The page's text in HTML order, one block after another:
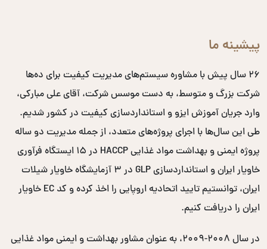
پیشینه ما
۲۶ سال پیش با مشاوره سیستم‌های مدیریت کیفیت برای ده‌ها
شرکت بزرگ و متوسط، به دست موسس شرکت، آقای علی مبارکی،
وارد جریان آموزش ایزو و استانداردسازی کیفیت در کشور شدیم.
طی این سال‌ها با اجرای پروژه‌های متعدد، از جمله مدیریت دو ساله
پروژه ایمنی و بهداشت مواد غذایی HACCP در ۱۵ ایستگاه فرآوری
خاویار ایران و استانداردسازی GLP در ۳ آزمایشگاه خاویار شیلات
ایران، توانستیم تایید اتحادیه اروپایی را اخذ کرده و کد EC خاویار
ایران را دریافت کنیم.
در سال ۲۰۰۸-۲۰۰۹، به عنوان مشاور بهداشت و ایمنی مواد غذایی